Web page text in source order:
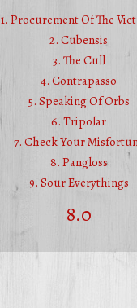
1. Procurement Of The
2. Cubensis
3. The Cull
4. Contrapasso
5. Speaking Of Orbs
6. Tripolar
7. Check Your
8. Pangloss
9. Sour Everythings
8.0